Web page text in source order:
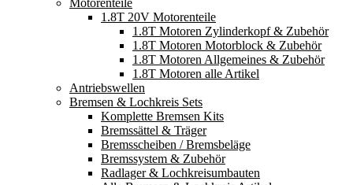
Motorenteile
1.8T 20V Motorenteile
1.8T Motoren Zylinderkopf & Zubehör
1.8T Motoren Motorblock & Zubehör
1.8T Motoren Allgemeines & Zubehör
1.8T Motoren alle Artikel
Antriebswellen
Bremsen & Lochkreis Sets
Komplette Bremsen Kits
Bremssättel & Träger
Bremsscheiben / Bremsbeläge
Bremssystem & Zubehör
Radlager & Lochkreisumbauten